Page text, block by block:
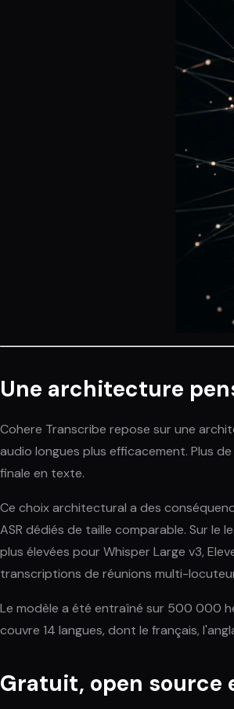
Une architecture
Cohere Transcribe repose sur une
audio longues plus efficacement. Plus
finale en texte.
Ce choix architectural a des
ASR dédiés de taille comparable. Sur le
plus élevées pour Whisper Large v3,
transcriptions de réunions multi-
Le modèle a été entraîné sur 500 000
couvre 14 langues, dont le français,
Gratuit, open source